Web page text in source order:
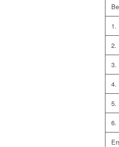
1.
2.
3.
4.
5.
6.